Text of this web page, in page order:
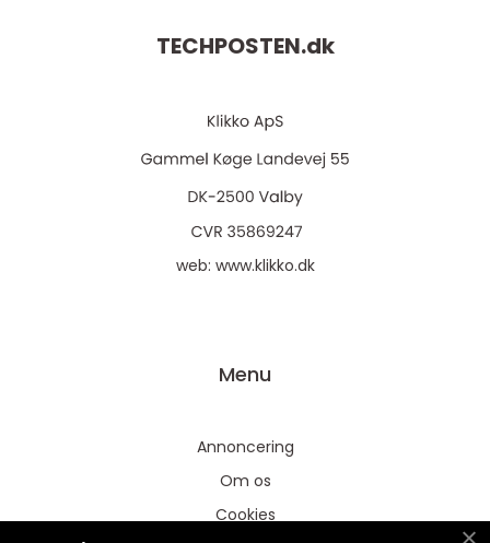
TECHPOSTEN.dk
web: www.klikko.dk
Menu
Annoncering
Om os
Cookies